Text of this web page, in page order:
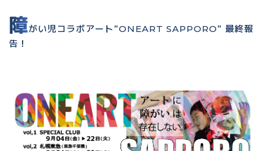
障がい児コラボアート”ONEART SAPPORO” 最終報
告！